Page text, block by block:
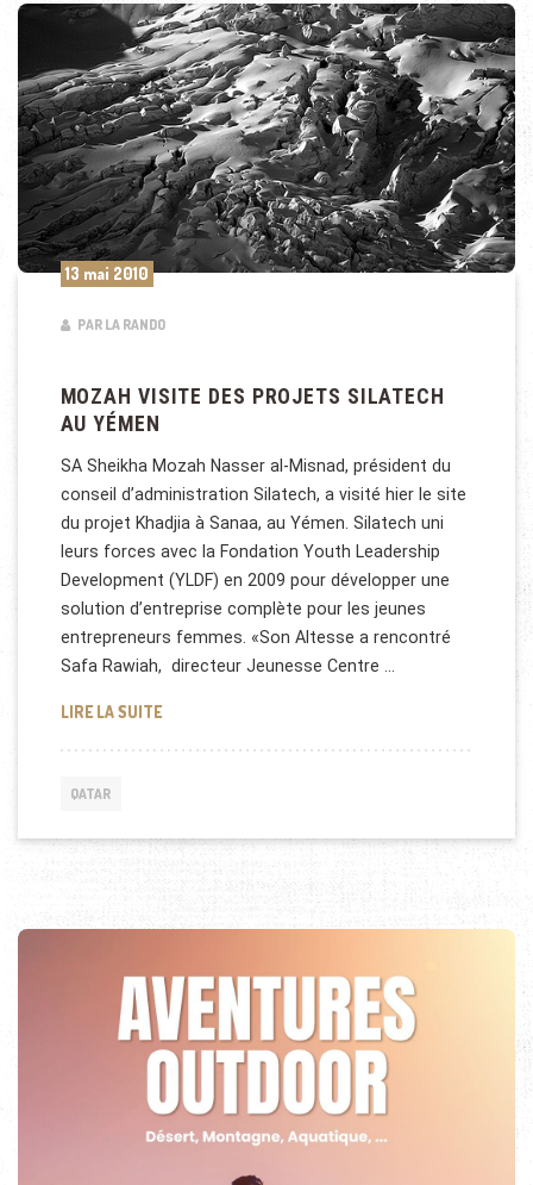
13 mai 2010
PAR LA RANDO
MOZAH VISITE DES PROJETS SILATECH
AU YÉMEN
SA Sheikha Mozah Nasser al-Misnad, président du
conseil d’administration Silatech, a visité hier le site
du projet Khadjia à Sanaa, au Yémen. Silatech uni
leurs forces avec la Fondation Youth Leadership
Development (YLDF) en 2009 pour développer une
solution d’entreprise complète pour les jeunes
entrepreneurs femmes. «Son Altesse a rencontré
Safa Rawiah, directeur Jeunesse Centre …
LIRE LA SUITEMOZAH VISITE DES PROJETS SILATECH AU YÉMEN
QATAR